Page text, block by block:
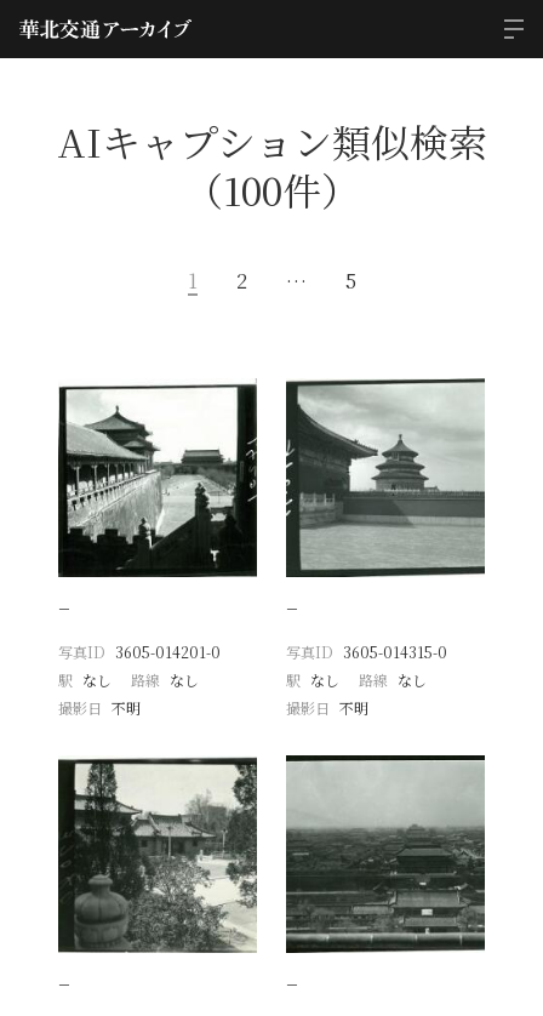
AIキャプション類似検索
（100件）
1 2 … 5
−
写真ID 3605-014201-0
駅 なし 路線 なし
撮影日
不明
−
写真ID 3605-014315-0
駅 なし 路線 なし
撮影日 不明
− −